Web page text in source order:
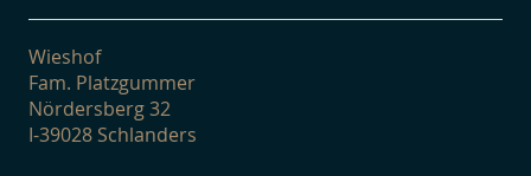
Wieshof
Fam. Platzgummer
Nördersberg 32
I-39028 Schlanders